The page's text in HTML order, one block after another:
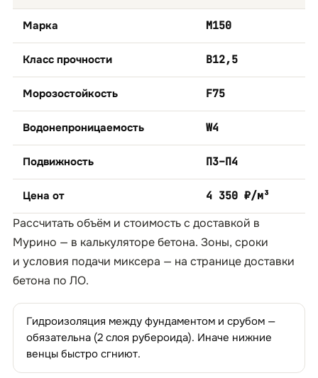
Марка М150
Класс прочности B12,5
Морозостойкость F75
Водонепроницаемость W4
Подвижность П3–П4
Цена от 4 350 ₽/м³
Рассчитать объём и стоимость с доставкой в
Мурино — в калькуляторе бетона. Зоны, сроки
и условия подачи миксера — на страницедоставки
бетона по ЛО.
Гидроизоляция между фундаментом и срубом —
обязательна (2 слоя рубероида). Иначе нижние
венцы быстро сгниют.